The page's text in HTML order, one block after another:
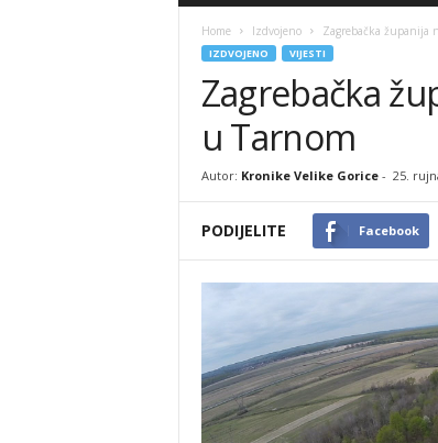
Home Izdvojeno Zagrebačka županija
IZDVOJENO VIJESTI
Zagrebačka
u Tarnom
Autor: Kronike Velike Gorice- 25.
PODIJELITE Facebook